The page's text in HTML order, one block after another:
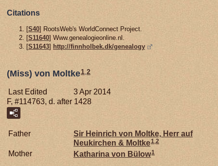
Citations
[S40] RootsWeb's WorldConnect Project.
[S11640] Www.genealogieonline.nl.
[S11643] http://finnholbek.dk/genealogy
(Miss) von Moltke1 2
Last Edited
3 Apr 2014
F, #114763, d. after 1428
Father Sir Heinrich von Moltke,Herr auf
Neukirchen & Moltke1,2
Mother Katharina von Bülow1